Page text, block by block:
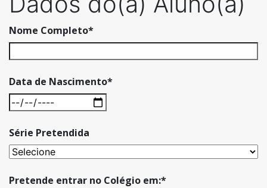
Nome Completo*
Data de Nascimento*
Série Pretendida
Pretende entrar no Colégio em:*